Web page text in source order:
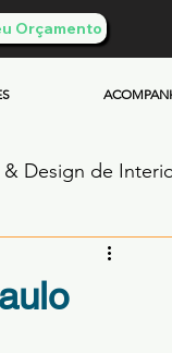
Orçamento
& Design de
Queimado